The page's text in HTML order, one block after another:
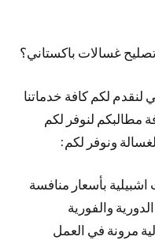
غسالات باكستاني؟
لنقدم لكم كافة خدماتنا
كافة مطالبكم لنوفر لكم
ونوفر لكم:
بأسعار منافسة
والفورية
مرونة في العمل